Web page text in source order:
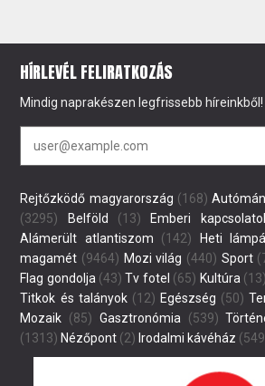
HÍRLEVÉL FELIRATKOZÁS
Mindig naprakészen legfrissebb híreinkből!
Rejtőzködő magyarország (168)
(3295)
Belföld (13) Emberi
Alámerült atlantiszom (142) Heti
magamét (9464) Mozi világ (440) Sport
Flag gondolja (43) Tv fotel (65) Kultúra (13)
Titkok és talányok(12) Egészség (50)
Mozaik (85) Gasztronómia (539)
(1313) Nézőpont (2) Irodalmi kávéház